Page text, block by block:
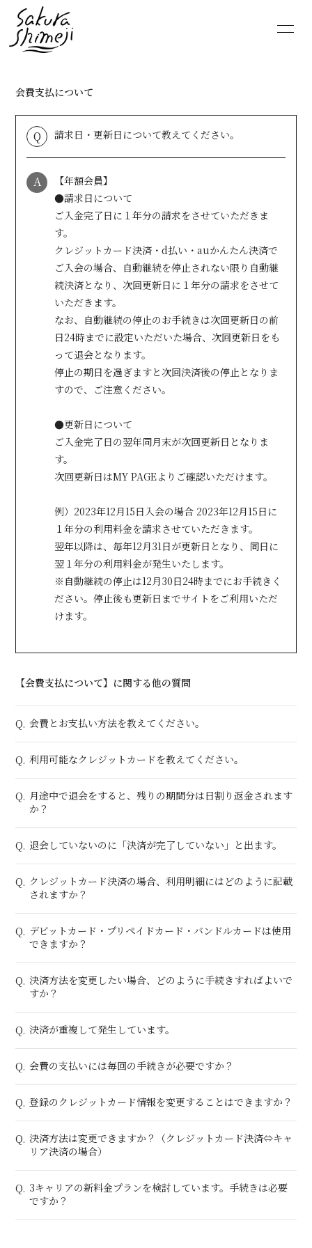
VIDEO
DISCOGRAPHY
MOVIE
RADIO
6st lounge
NOTE
CONTACT
会員登録 ログイン
会費支払について
Q 請求日・更新日について教えてください。
A
【年額会員】
●請求日について
ご入金完了日に１年分の請求をさせていただきま
す。
クレジットカード決済・d払い・auかんたん決済で
ご入会の場合、自動継続を停止されない限り自動継
続決済となり、次回更新日に１年分の請求をさせて
いただきます。
なお、自動継続の停止のお手続きは次回更新日の前
日24時までに設定いただいた場合、次回更新日をも
って退会となります。
停止の期日を過ぎますと次回決済後の停止となりま
すので、ご注意ください。
●更新日について
ご入金完了日の翌年同月末が次回更新日となりま
す。
次回更新日はMY PAGEよりご確認いただけます。
例）2023年12月15日入会の場合 2023年12月15日に
１年分の利用料金を請求させていただきます。
翌年以降は、毎年12月31日が更新日となり、同日に
翌１年分の利用料金が発生いたします。
※自動継続の停止は12月30日24時までにお手続きく
ださい。停止後も更新日までサイトをご利用いただ
けます。
【会費支払について】に関する他の質問
Q. 会費とお支払い方法を教えてください。
Q. 利用可能なクレジットカードを教えてください。
Q. 月途中で退会をすると、残りの期間分は日割り返金されます
か？
Q. 退会していないのに「決済が完了していない」と出ます。
Q. クレジットカード決済の場合、利用明細にはどのように記載
されますか？
Q. デビットカード・プリペイドカード・バンドルカードは使用
できますか？
Q. 決済方法を変更したい場合、どのように手続きすればよいで
すか？
Q. 決済が重複して発生しています。
Q. 会費の支払いには毎回の手続きが必要ですか？
Q. 登録のクレジットカード情報を変更することはできますか？
Q. 決済方法は変更できますか？（クレジットカード決済⇔キャ
リア決済の場合）
Q. 3キャリアの新料金プランを検討しています。手続きは必要
ですか？